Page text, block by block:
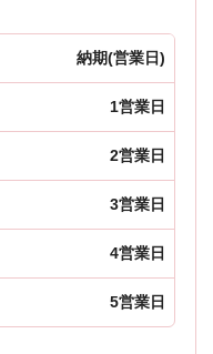
納期(営業日)
1営業日
2営業日
3営業日
4営業日
5営業日